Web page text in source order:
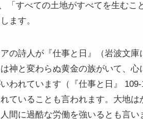
「すべての土地がすべてを生むこ
ます。
の詩人が『仕事と日』（岩波文
神と変わらぬ黄金の族がいて、心
われています（『仕事と日』
ていることも言われます。大地は
間に過酷な労働を強いるとも言い